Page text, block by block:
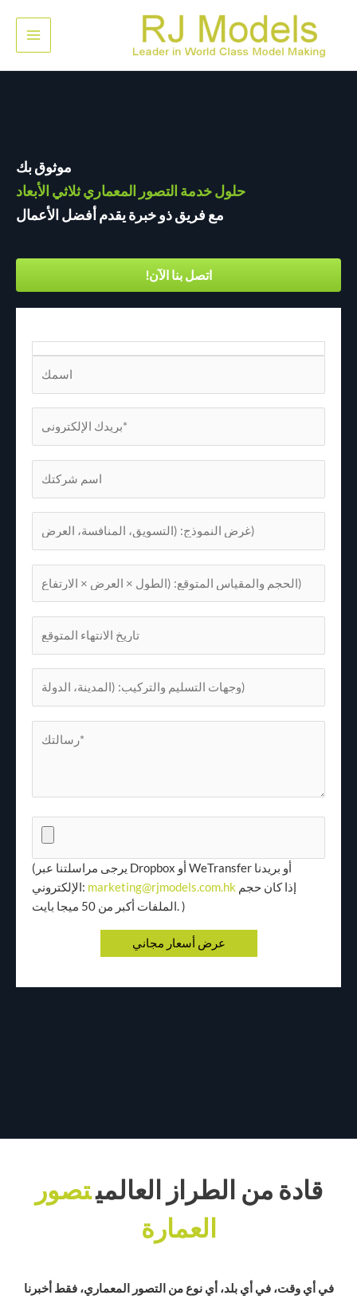
المحتوى
موثوق بك
حلول خدمة التصور المعماري ثلاثي الأبعاد
مع فريق ذو خبرة يقدم أفضل الأعمال
اتصل بنا الآن!
(يرجى مراسلتنا عبر Dropbox أو WeTransfer أو بريدنا
الإلكتروني: marketing@rjmodels.com.hk
الملفات أكبر من 50 ميجا بايت. )
قادة من الطراز العالميتصور
العمارة
في أي وقت، في أي بلد، أي نوع من التصور المعماري، فقط أخبرنا